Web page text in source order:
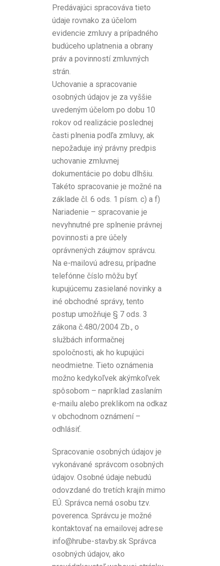
Predávajúci spracováva tieto
údaje rovnako za účelom
evidencie zmluvy a prípadného
budúceho uplatnenia a obrany
práv a povinností zmluvných
strán.
Uchovanie a spracovanie
osobných údajov je za vyššie
uvedeným účelom po dobu 10
rokov od realizácie poslednej
časti plnenia podľa zmluvy, ak
nepožaduje iný právny predpis
uchovanie zmluvnej
dokumentácie po dobu dlhšiu.
Takéto spracovanie je možné na
základe čl. 6 ods. 1 písm. c) a f)
Nariadenie – spracovanie je
nevyhnutné pre splnenie právnej
povinnosti a pre účely
oprávnených záujmov správcu.
Na e-mailovú adresu, prípadne
telefónne číslo môžu byť
kupujúcemu zasielané novinky a
iné obchodné správy, tento
postup umožňuje § 7 ods. 3
zákona č.480/2004 Zb., o
službách informačnej
spoločnosti, ak ho kupujúci
neodmietne. Tieto oznámenia
možno kedykoľvek akýmkoľvek
spôsobom – napríklad zaslaním
e-mailu alebo preklikom na odkaz
v obchodnom oznámení –
odhlásiť.
Spracovanie osobných údajov je
vykonávané správcom osobných
údajov. Osobné údaje nebudú
odovzdané do tretích krajín mimo
EÚ. Správca nemá osobu tzv.
poverenca. Správcu je možné
kontaktovať na emailovej adrese
info@hrube-stavby.sk Správca
osobných údajov, ako